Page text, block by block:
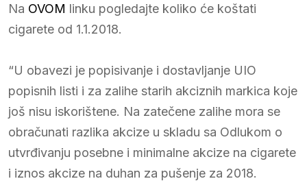
Na OVOM linku pogledajte koliko će koštati
cigarete od 1.1.2018.
“U obavezi je popisivanje i dostavljanje UIO
popisnih listi i za zalihe starih akciznih markica koje
još nisu iskorištene. Na zatečene zalihe mora se
obračunati razlika akcize u skladu sa Odlukom o
utvrđivanju posebne i minimalne akcize na cigarete
i iznos akcize na duhan za pušenje za 2018.